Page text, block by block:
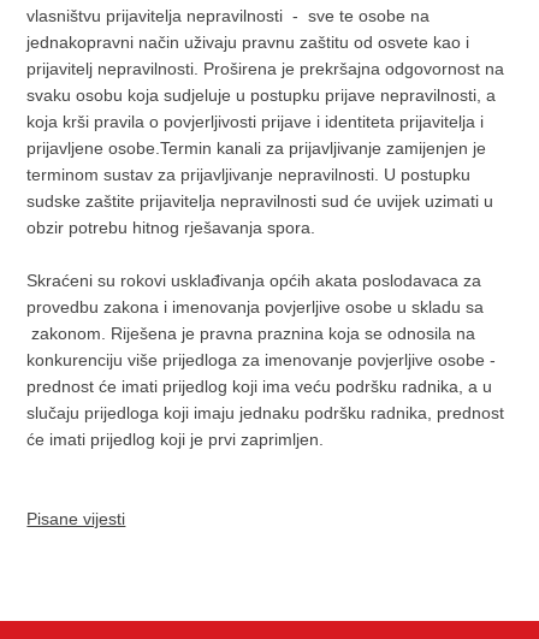
vlasništvu prijavitelja nepravilnosti - sve te osobe na
jednakopravni način uživaju pravnu zaštitu od osvete kao i
prijavitelj nepravilnosti. Proširena je prekršajna odgovornost na
svaku osobu koja sudjeluje u postupku prijave nepravilnosti, a
koja krši pravila o povjerljivosti prijave i identiteta prijavitelja i
prijavljene osobe.Termin kanali za prijavljivanje zamijenjen je
terminom sustav za prijavljivanje nepravilnosti. U postupku
sudske zaštite prijavitelja nepravilnosti sud će uvijek uzimati u
obzir potrebu hitnog rješavanja spora.
Skraćeni su rokovi usklađivanja općih akata poslodavaca za
provedbu zakona i imenovanja povjerljive osobe u skladu sa
zakonom. Riješena je pravna praznina koja se odnosila na
konkurenciju više prijedloga za imenovanje povjerljive osobe -
prednost će imati prijedlog koji ima veću podršku radnika, a u
slučaju prijedloga koji imaju jednaku podršku radnika, prednost
će imati prijedlog koji je prvi zaprimljen.
Pisane vijesti